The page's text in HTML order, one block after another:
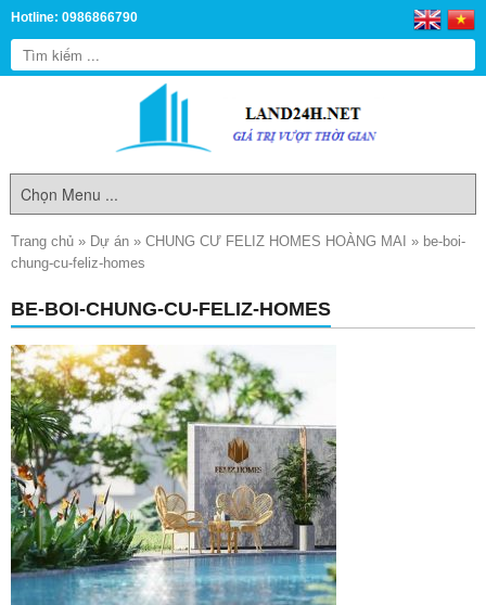
Hotline: 0986866790
Trang chủ » Dự án » CHUNG CƯ FELIZ HOMES HOÀNG MAI » be-boi-
chung-cu-feliz-homes
BE-BOI-CHUNG-CU-FELIZ-HOMES